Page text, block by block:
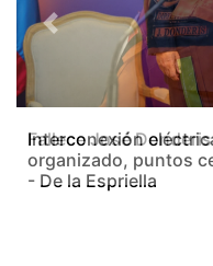
Fallece José
Previous